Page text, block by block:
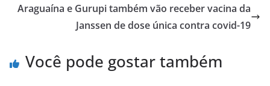
Araguaína e Gurupi também vão receber vacina da
Janssen de dose única contra covid-19
Você pode gostar também